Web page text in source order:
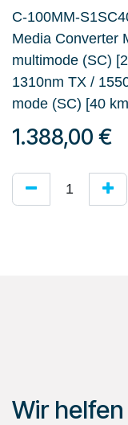
C-100MM-
Media Converter
multimode (SC)
1310nm TX /
mode (SC) [40
1.388,00 €
Wir